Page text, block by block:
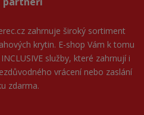
zahrnuje široký sortiment
krytin. E-shop Vám k tomu
služby, které zahrnují i
vrácení nebo zaslání
zdarma.